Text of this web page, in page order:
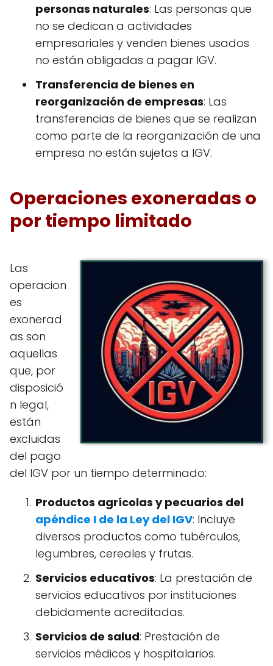
personas naturales: Las personas que
no se dedican a actividades
empresariales y venden bienes usados
no están obligadas a pagar IGV.
Transferencia de bienes en
reorganización de empresas: Las
transferencias de bienes que se realizan
como parte de la reorganización de una
empresa no están sujetas a IGV.
Operaciones exoneradas o
por tiempo limitado
Las
operacion
es
exonerad
as son
aquellas
que, por
disposició
n legal,
están
excluidas
del pago
del IGV por un tiempo determinado:
Productos agrícolas y pecuarios del
apéndice I de la Ley del IGV: Incluye
diversos productos como tubérculos,
legumbres, cereales y frutas.
Servicios educativos: La prestación de
servicios educativos por instituciones
debidamente acreditadas.
Servicios de salud: Prestación de
servicios médicos y hospitalarios.